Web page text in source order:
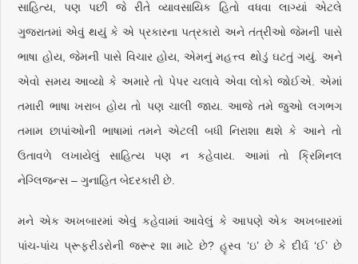
સાહિત્ય, પણ પછી જે રીતે વ્યાવસાયિક હિતો વધવા લાગ્યાં એટલે
ગુજરાતમાં એવું થયું કે એ પ્રકારના પત્રકારો અને તંત્રીઓ જેમની પાસે
ભાષા હોય, જેમની પાસે વિચાર હોય, એમનું મહત્ત્વ થોડું ઘટતું ગયું. અને
એવો સમય આવ્યો કે અમારે તો પેપર ચલાવે એવા લોકો જોઈએ. એમાં
તમારી ભાષા ખરાબ હોય તો પણ ચાલી જાય. આજે તમે જુઓ લગભગ
તમામ છાપાંઓની ભાષામાં તમને એટલી બધી નિરાશા થશે કે આને તો
ઉતાવળે લખાયેલું સાહિત્ય પણ ન કહેવાય. આમાં તો ક્રિમિનલ
નેગ્લિજન્સ – ગુનાહિત બેદરકારી છે.
મને એક અખબારમાં એવું કહેવામાં આવેલું કે આપણે એક અખબારમાં
પાંચ-પાંચ પ્રૂફરીડરોની જરૂર શા માટે છે? હૃસ્વ ‘ઇ’ છે કે દીર્ઘ ‘ઈ’ છે